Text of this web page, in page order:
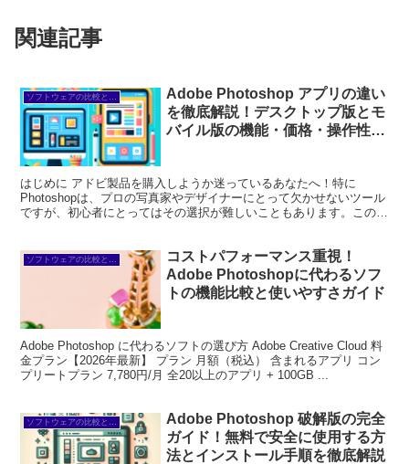
関連記事
Adobe Photoshop アプリの違い
を徹底解説！デスクトップ版とモ
バイル版の機能・価格・操作性を
はじめに アドビ製品を購入しようか迷っているあなたへ！特に
Photoshopは、プロの写真家やデザイナーにとって欠かせないツール
ですが、初心者にとってはその選択が難しいこともあります。この記
コストパフォーマンス重視！
Adobe Photoshopに代わるソフ
トの機能比較と使いやすさガイド
Adobe Photoshop に代わるソフトの選び方 Adobe Creative Cloud 料
金プラン【2026年最新】 プラン 月額（税込） 含まれるアプリ コン
プリートプラン 7,780円/月 全20以上のアプリ + 100GB ...
Adobe Photoshop 破解版の完全
ガイド！無料で安全に使用する方
法とインストール手順を徹底解説